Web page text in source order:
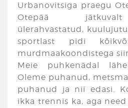
Urbanovitsiga praegu
Otepää
ülerahvastatud,
sportlast pidi
murdmaakoondistega
Meie puhkenädal
Oleme puhanud,
puhanud ja nii edasi.
ikka trennis ka, aga